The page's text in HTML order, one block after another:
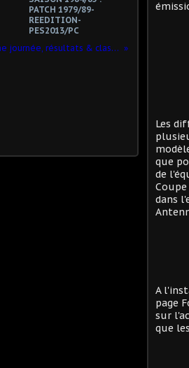
PATCH 1979/89-
REEDITION-
PES2013/PC
Saison 80/81,10ème journée, résultats & classement
Les
que
de
dans
A
page
sur
que